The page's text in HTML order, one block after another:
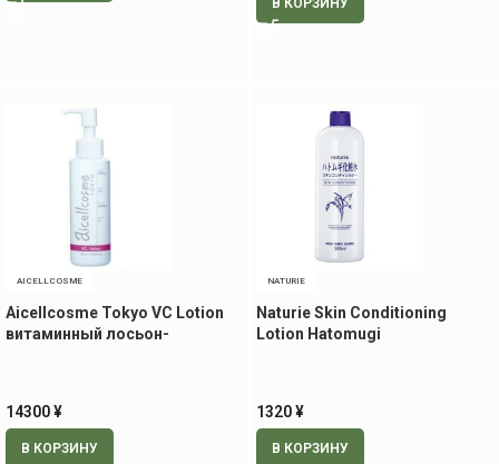
В КОРЗИНУ
AICELLCOSME
Aicellcosme Tokyo VC Lotion
витаминный лосьон-
14300¥
В КОРЗИНУ
NATURIE
Naturie Skin Conditioning
Lotion Hatomugi
1320¥
В КОРЗИНУ